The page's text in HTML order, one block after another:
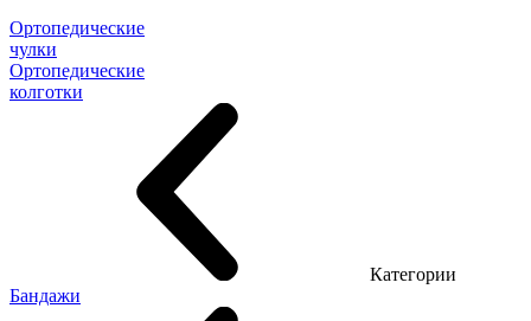
Ортопедические
чулки
Ортопедические
колготки
Категории
Бандажи